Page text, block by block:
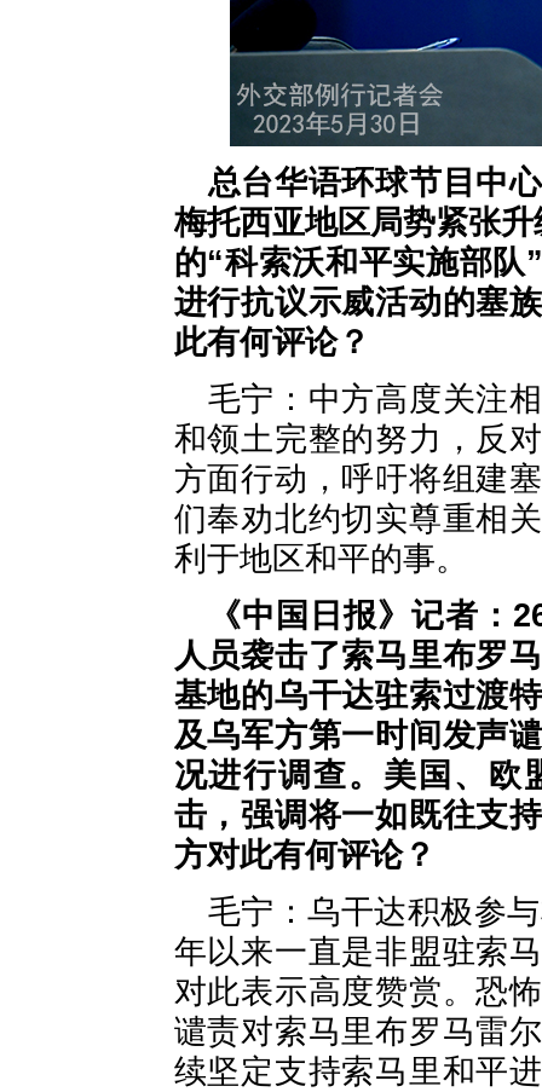
总台华语环球节目中
梅托西亚地区局势紧张
的“科索沃和平实施部队
进行抗议示威活动的塞
此有何评论？
毛宁：中方高度关注
和领土完整的努力，反
方面行动，呼吁将组建
们奉劝北约切实尊重相
利于地区和平的事。
《中国日报》记者：
人员袭击了索马里布罗
基地的乌干达驻索过渡
及乌军方第一时间发声
况进行调查。美国、欧
击，强调将一如既往支
方对此有何评论？
毛宁：乌干达积极参
年以来一直是非盟驻索
对此表示高度赞赏。恐
谴责对索马里布罗马雷
续坚定支持索马里和平